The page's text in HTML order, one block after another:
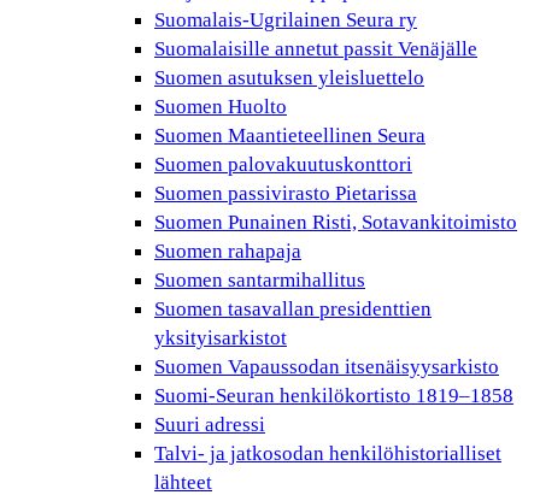
Suomalais-Ugrilainen Seura ry
Suomalaisille annetut passit Venäjälle
Suomen asutuksen yleisluettelo
Suomen Huolto
Suomen Maantieteellinen Seura
Suomen palovakuutuskonttori
Suomen passivirasto Pietarissa
Suomen Punainen Risti, Sotavankitoimisto
Suomen rahapaja
Suomen santarmihallitus
Suomen tasavallan presidenttien
yksityisarkistot
Suomen Vapaussodan itsenäisyysarkisto
Suomi-Seuran henkilökortisto 1819–1858
Suuri adressi
Talvi- ja jatkosodan henkilöhistorialliset
lähteet